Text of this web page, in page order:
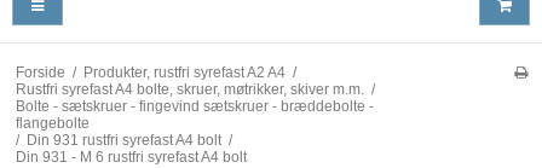
Forside / Produkter, rustfri syrefast A2 A4 /
Rustfri syrefast A4 bolte, skruer, møtrikker, skiver m.m. /
Bolte - sætskruer - fingevind sætskruer - bræddebolte -
flangebolte
/ Din 931 rustfri syrefast A4 bolt /
Din 931 - M 6 rustfri syrefast A4 bolt